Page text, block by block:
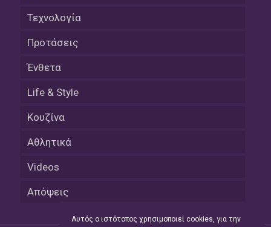
Τεχνολογία
Προτάσεις
Ένθετα
Life & Style
Κουζίνα
Αθλητικά
Videos
Απόψεις
Αυτός ο ιστότοπος χρησιμοποιεί cookies, για την